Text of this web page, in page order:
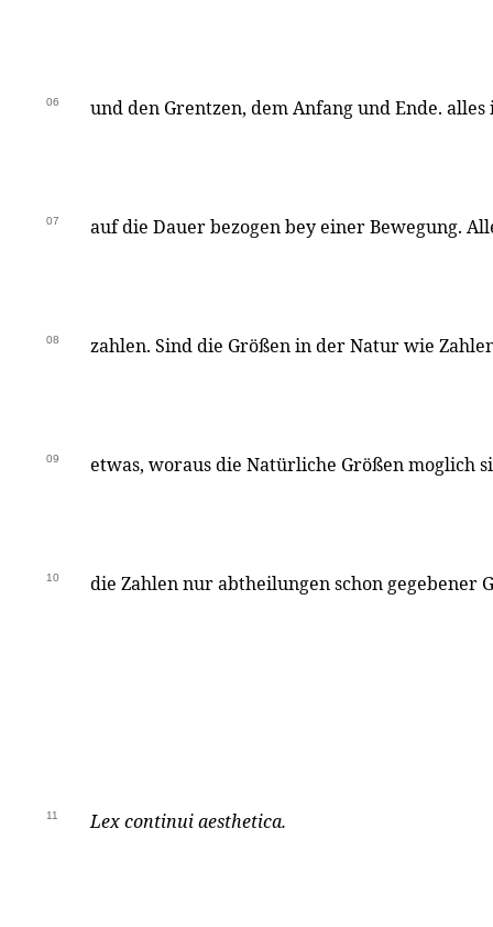
06 und den Grentzen, dem Anfang und Ende. alles
07 auf die Dauer bezogen bey einer Bewegung.
08 zahlen. Sind die Größen in der Natur wie
09 etwas, woraus die Natürliche Größen moglich
10 die Zahlen nur abtheilungen schon gegebener
11 Lex continui aesthetica.